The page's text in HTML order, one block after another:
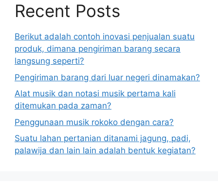
Recent Posts
Berikut adalah contoh inovasi penjualan suatu
produk, dimana pengiriman barang secara
langsung seperti?
Pengiriman barang dari luar negeri dinamakan?
Alat musik dan notasi musik pertama kali
ditemukan pada zaman?
Penggunaan musik rokoko dengan cara?
Suatu lahan pertanian ditanami jagung, padi,
palawija dan lain lain adalah bentuk kegiatan?